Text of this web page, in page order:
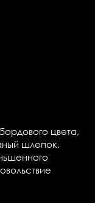
цвета,
шлепок.